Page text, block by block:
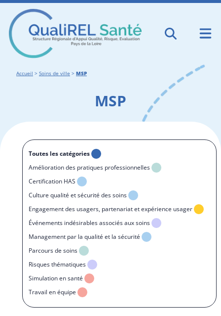
Accueil > Soins de ville > MSP
MSP
Toutes les catégories
Amélioration des pratiques professionnelles
Certification HAS
Culture qualité et sécurité des soins
Engagement des usagers, partenariat et expérience usager
Événements indésirables associés aux soins
Management par la qualité et la sécurité
Parcours de soins
Risques thématiques
Simulation en santé
Travail en équipe